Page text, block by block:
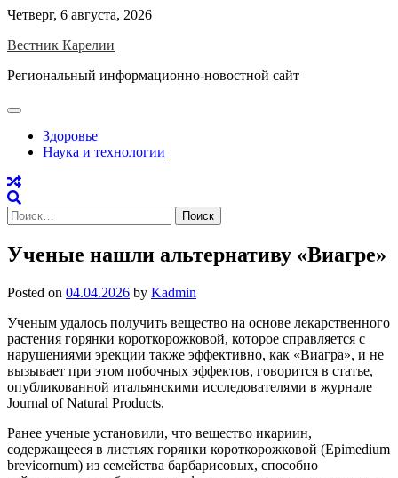
Skip
content
Четверг, 6 августа, 2026
Вестник Карелии
Региональный информационно-новостной сайт
Здоровье
Наука и технологии
Найти:
Ученые нашли альтернативу «Виагре»
Posted on 04.04.2026 by Kadmin
Ученым удалось получить вещество на основе лекарственного
растения горянки короткорожковой, которое справляется с
нарушениями эрекции также эффективно, как «Виагра», и не
вызывает при этом побочных эффектов, говорится в статье,
опубликованной итальянскими исследователями в журнале
Journal of Natural Products.
Ранее ученые установили, что вещество икариин,
содержащееся в листьях горянки короткорожковой (Epimedium
brevicornum) из семейства барбарисовых, способно